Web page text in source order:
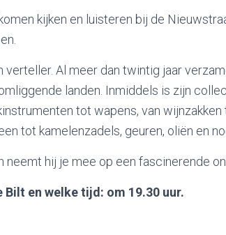
kijken en luisteren bij de
verteller. Al meer dan twintig jaar
landen. Inmiddels is zijn
tot wapens, van
tot kamelenzadels, geuren, oliën en
neemt hij je mee op een fascinerende
Bilt en welke tijd: om 19.30 uur.